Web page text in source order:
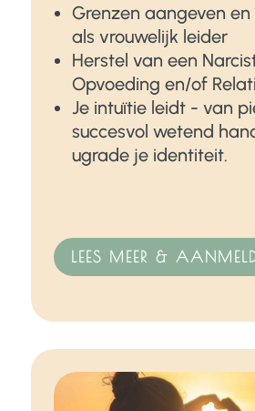
Grenzen aangeven
als vrouwelijk leider
Herstel van een
Opvoeding en/of
Je intuïtie leidt - van
succesvol wetend
ugrade je identiteit.
LEES MEER &